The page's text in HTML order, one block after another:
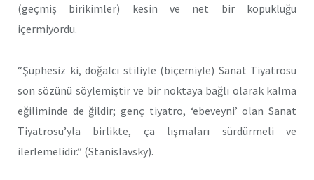
(geçmiş birikimler) kesin ve net bir kopukluğu
içermiyordu.
“Şüphesiz ki, doğalcı stiliyle (biçemiyle) Sanat Tiyatrosu
son sözünü söylemiştir ve bir noktaya bağlı olarak kalma
eğiliminde de ğildir; genç tiyatro, ‘ebeveyni’ olan Sanat
Tiyatrosu’yla birlikte, ça lışmaları sürdürmeli ve
ilerlemelidir.” (Stanislavsky).